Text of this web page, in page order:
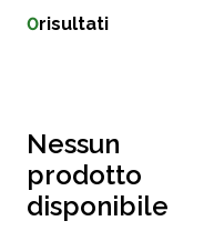
0risultati
Nessun
prodotto
disponibile